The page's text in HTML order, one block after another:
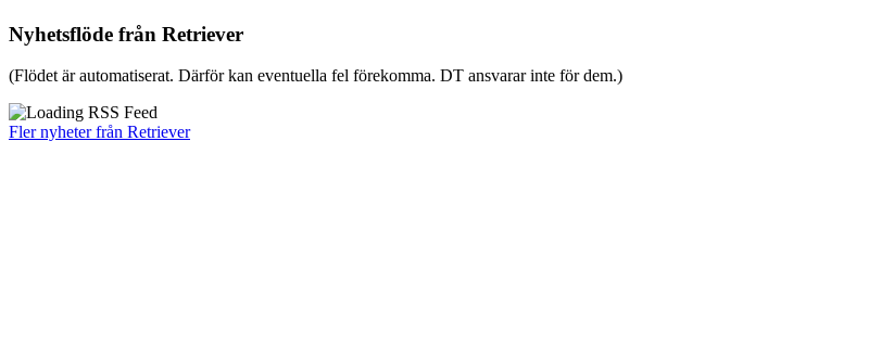
Nyhetsflöde från Retriever
(Flödet är automatiserat. Därför kan eventuella fel förekomma. DT ansvarar inte för dem.)
Fler nyheter från Retriever